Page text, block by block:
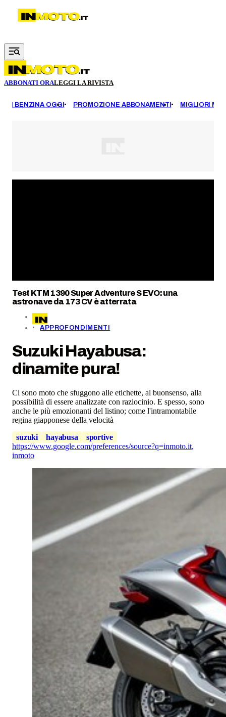
Vai al contenuto principale
ABBONATI ORALEGGI LA RIVISTA
BENZINA OGGI PROMOZIONE ABBONAMENTI MIGLIORI
Test KTM 1390 Super Adventure S EVO: una
astronave da 173 CV è atterrata
APPROFONDIMENTI
Suzuki Hayabusa:
dinamite pura!
Ci sono moto che sfuggono alle etichette, al buonsenso, alla
possibilità di essere analizzate con raziocinio. E spesso, sono
anche le più emozionanti del listino; come l'intramontabile
regina giapponese della velocità
suzuki
hayabusa
sportive
https://www.google.com/preferences/source?q=inmoto.it,
inmoto